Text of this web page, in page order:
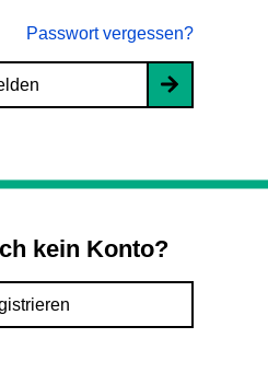
Passwort vergessen?
kein Konto?